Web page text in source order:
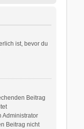
ist, bevor du
Beitrag
Administrator
Beitrag nicht